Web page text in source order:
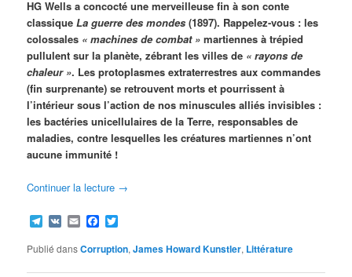
HG Wells a concocté une merveilleuse fin à son conte
classiqueLa guerre des mondes (1897). Rappelez-vous : les
colossales « machines de combat » martiennes à trépied
pullulent sur la planète, zébrant les villes de « rayons de
chaleur ». Les protoplasmes extraterrestres aux commandes
(fin surprenante) se retrouvent morts et pourrissent à
l’intérieur sous l’action de nos minuscules alliés invisibles :
les bactéries unicellulaires de la Terre, responsables de
maladies, contre lesquelles les créatures martiennes n’ont
aucune immunité !
Continuer la lecture →
Telegram
VK EmailFacebook
Publié dansCorruption,James Howard Kunstler, Littérature